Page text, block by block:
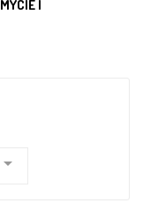
MYCIE I
